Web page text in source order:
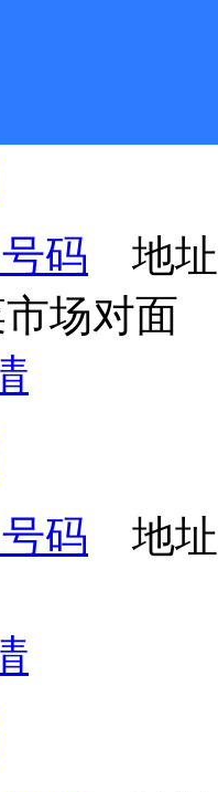
3号
码 地址
场对面
码 地址